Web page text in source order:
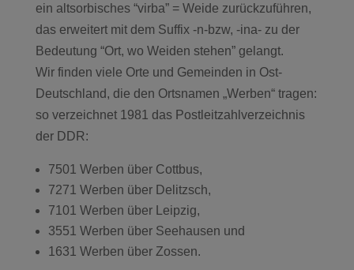
ein altsorbisches “virba” = Weide zurückzuführen,
das erweitert mit dem Suffix -n-bzw, -ina- zu der
Bedeutung “Ort, wo Weiden stehen” gelangt.
Wir finden viele Orte und Gemeinden in Ost-
Deutschland, die den Ortsnamen „Werben“ tragen:
so verzeichnet 1981 das Postleitzahlverzeichnis
der DDR:
7501 Werben über Cottbus,
7271 Werben über Delitzsch,
7101 Werben über Leipzig,
3551 Werben über Seehausen und
1631 Werben über Zossen.